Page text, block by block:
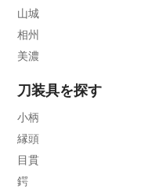
山城
相州
美濃
刀装具を探す
小柄
縁頭
目貫
鍔